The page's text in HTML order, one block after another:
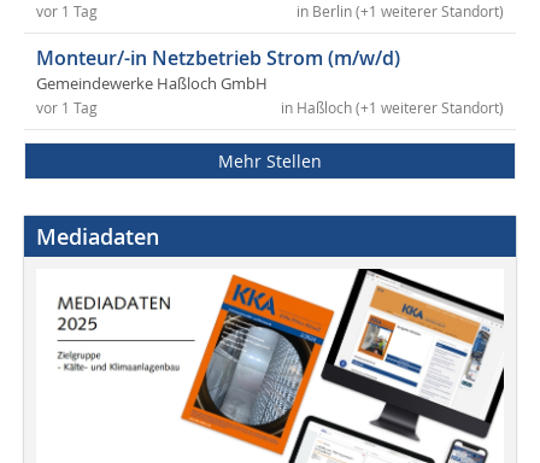
in Berlin (+1 weiterer Standort)
vor 1 Tag
Monteur/-in Netzbetrieb Strom (m/w/d)
Gemeindewerke Haßloch GmbH
in Haßloch (+1 weiterer Standort)
vor 1 Tag
Mehr Stellen
Mediadaten